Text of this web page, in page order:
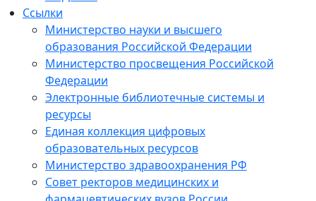
Ссылки
Министерство науки и высшего
образования Российской Федерации
Министерство просвещения Российской
Федерации
Электронные библиотечные системы и
ресурсы
Единая коллекция цифровых
образовательных ресурсов
Министерство здравоохранения РФ
Совет ректоров медицинских и